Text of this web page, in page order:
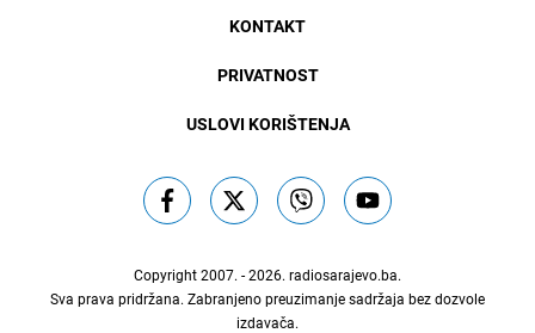
KONTAKT
PRIVATNOST
USLOVI KORIŠTENJA
Copyright 2007. - 2026. radiosarajevo.ba.
Sva prava pridržana. Zabranjeno preuzimanje sadržaja bez dozvole
izdavača.